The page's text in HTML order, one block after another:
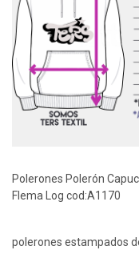
Polerones Polerón
Flema Log cod:A1170
polerones estampados